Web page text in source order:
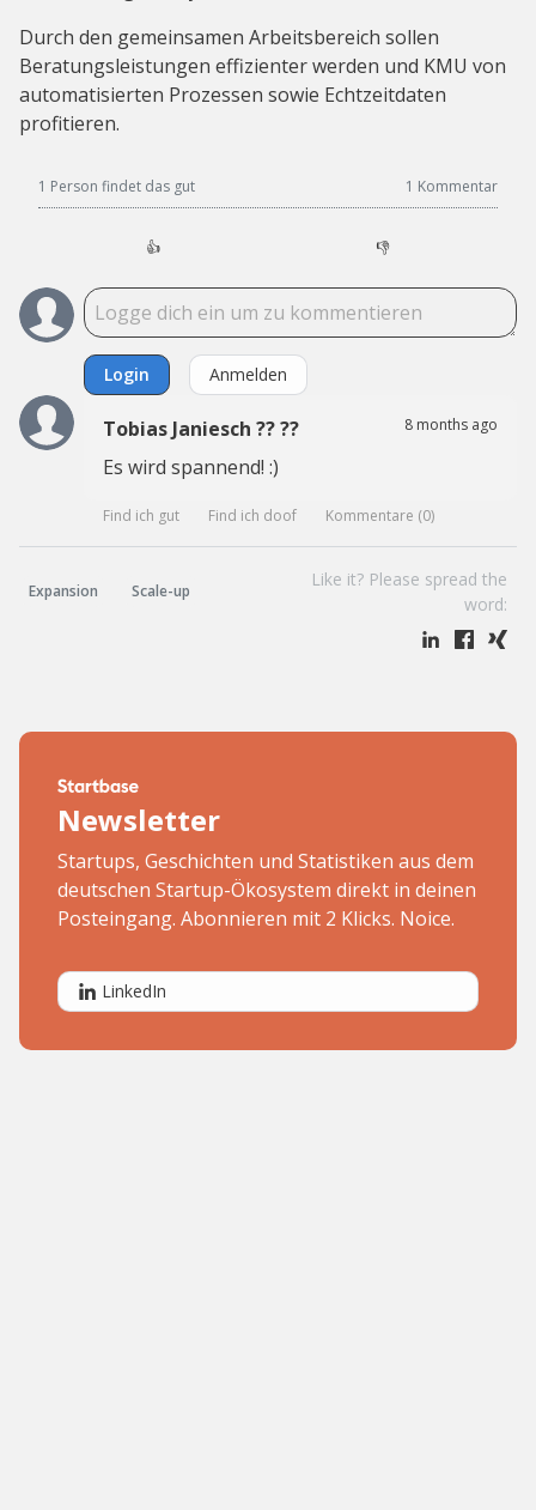
Durch den gemeinsamen Arbeitsbereich sollen
Beratungsleistungen effizienter werden und KMU von
automatisierten Prozessen sowie Echtzeitdaten
profitieren.
1 Person findet das gut 1 Kommentar
👍 👎
Login Anmelden
8 months ago
Tobias Janiesch ?? ??
Es wird spannend! :)
Find ich gut Find ich doof Kommentare (0)
Expansion Scale-up
Like it? Please spread the
word:
Newsletter
Startups, Geschichten und Statistiken aus dem
deutschen Startup-Ökosystem direkt in deinen
Posteingang. Abonnieren mit 2 Klicks. Noice.
LinkedIn